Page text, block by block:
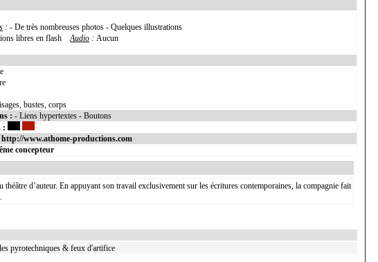
: - De très nombreuses photos - Quelques illustrations
libres en flashAudio : Aucun
bustes, corps
: - Liens hypertextes - Boutons
:
http://www.athome-productions.com
concepteur
d’auteur. En appuyant son travail exclusivement sur les écritures contemporaines, la compagnie fait
pyrotechniques & feux d'artifice